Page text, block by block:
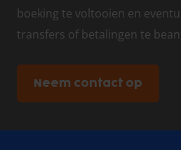
boeking te voltooien en
transfers of betalingen te
Neem contact op